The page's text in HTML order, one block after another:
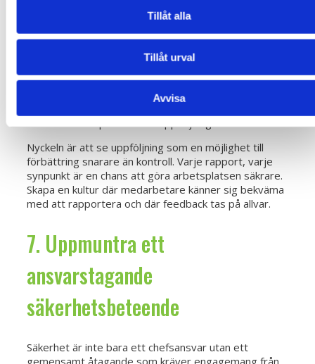
Tillåt alla
Tillåt urval
Avvisa
Genomför regelbundna säkerhetsrevisioner
Samla in och analysera medarbetarnas
synpunkter
Dokumentera alla tillbud och olyckor
Nyckeln är att se uppföljning som en möjlighet till
förbättring snarare än kontroll. Varje rapport, varje
synpunkt är en chans att göra arbetsplatsen säkrare.
Skapa en kultur där medarbetare känner sig bekväma
med att rapportera och där feedback tas på allvar.
7. Uppmuntra ett
ansvarstagande
säkerhetsbeteende
Säkerhet är inte bara ett chefsansvar utan ett